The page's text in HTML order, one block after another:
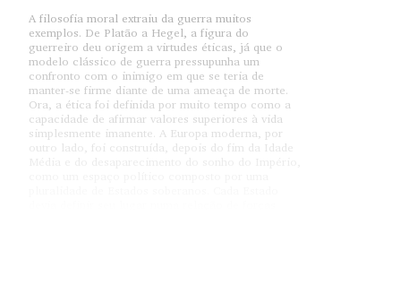
A filosofia moral extraiu da guerra muitos
exemplos. De Platão a Hegel, a figura do
guerreiro deu origem a virtudes éticas, já que o
modelo clássico de guerra pressupunha um
confronto com o inimigo em que se teria de
manter-se firme diante de uma ameaça de morte.
Ora, a ética foi definida por muito tempo como a
capacidade de afirmar valores superiores à vida
simplesmente imanente. A Europa moderna, por
outro lado, foi construída, depois do fim da Idade